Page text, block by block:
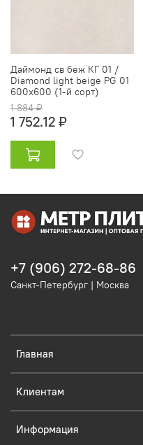
Даймонд св беж КГ 01 /
Diamond light beige PG 01
600х600 (1-й сорт)
1 884 ₽
1 752.12 ₽
Главная
Клиентам
Информация
+7 (906) 272-68-86
Санкт-Петербург | Москва